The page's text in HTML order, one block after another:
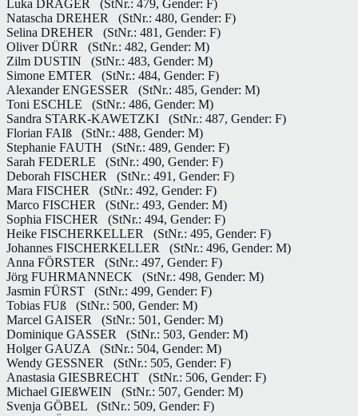
Luka DRÄGER
(StNr.: 479, Gender: F)
Natascha DREHER
(StNr.: 480, Gender: F)
Selina DREHER
(StNr.: 481, Gender: F)
Oliver DÜRR
(StNr.: 482, Gender: M)
Zilm DUSTIN
(StNr.: 483, Gender: M)
Simone EMTER
(StNr.: 484, Gender: F)
Alexander ENGESSER
(StNr.: 485, Gender: M)
Toni ESCHLE
(StNr.: 486, Gender: M)
Sandra STARK-KAWETZKI
(StNr.: 487, Gender: F)
Florian FAIß
(StNr.: 488, Gender: M)
Stephanie FAUTH
(StNr.: 489, Gender: F)
Sarah FEDERLE
(StNr.: 490, Gender: F)
Deborah FISCHER
(StNr.: 491, Gender: F)
Mara FISCHER
(StNr.: 492, Gender: F)
Marco FISCHER
(StNr.: 493, Gender: M)
Sophia FISCHER
(StNr.: 494, Gender: F)
Heike FISCHERKELLER
(StNr.: 495, Gender: F)
Johannes FISCHERKELLER
(StNr.: 496, Gender: M)
Anna FÖRSTER
(StNr.: 497, Gender: F)
Jörg FUHRMANNECK
(StNr.: 498, Gender: M)
Jasmin FÜRST
(StNr.: 499, Gender: F)
Tobias FUß
(StNr.: 500, Gender: M)
Marcel GAISER
(StNr.: 501, Gender: M)
Dominique GASSER
(StNr.: 503, Gender: M)
Holger GAUZA
(StNr.: 504, Gender: M)
Wendy GESSNER
(StNr.: 505, Gender: F)
Anastasia GIESBRECHT
(StNr.: 506, Gender: F)
Michael GIEßWEIN
(StNr.: 507, Gender: M)
Svenja GÖBEL
(StNr.: 509, Gender: F)